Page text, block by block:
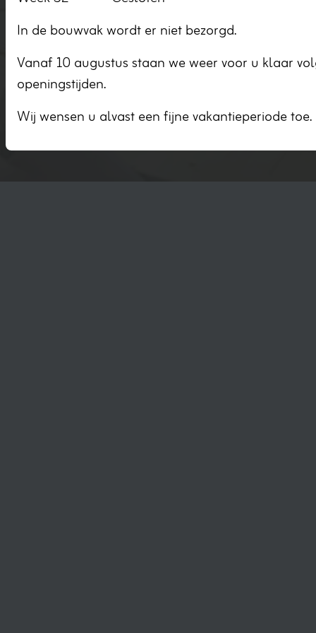
wat we voor uw project kunnen betekenen? Neem dan gerust
contact met ons op of kom langs bij ons in Ten Post. Ons
team staat voor u klaar met persoonlijk advies, een scherp
aanbod en de service die u van een echte houthandel mag
verwachten. Uw project begint bij Houthandel Reinders!
Ontdek onze groothandel
In de bouwvak wordt er niet bezorgd.
Vanaf 10 augustus staan we weer voor u klaar
openingstijden.
Wij wensen u alvast een fijne vakantieperiode toe.